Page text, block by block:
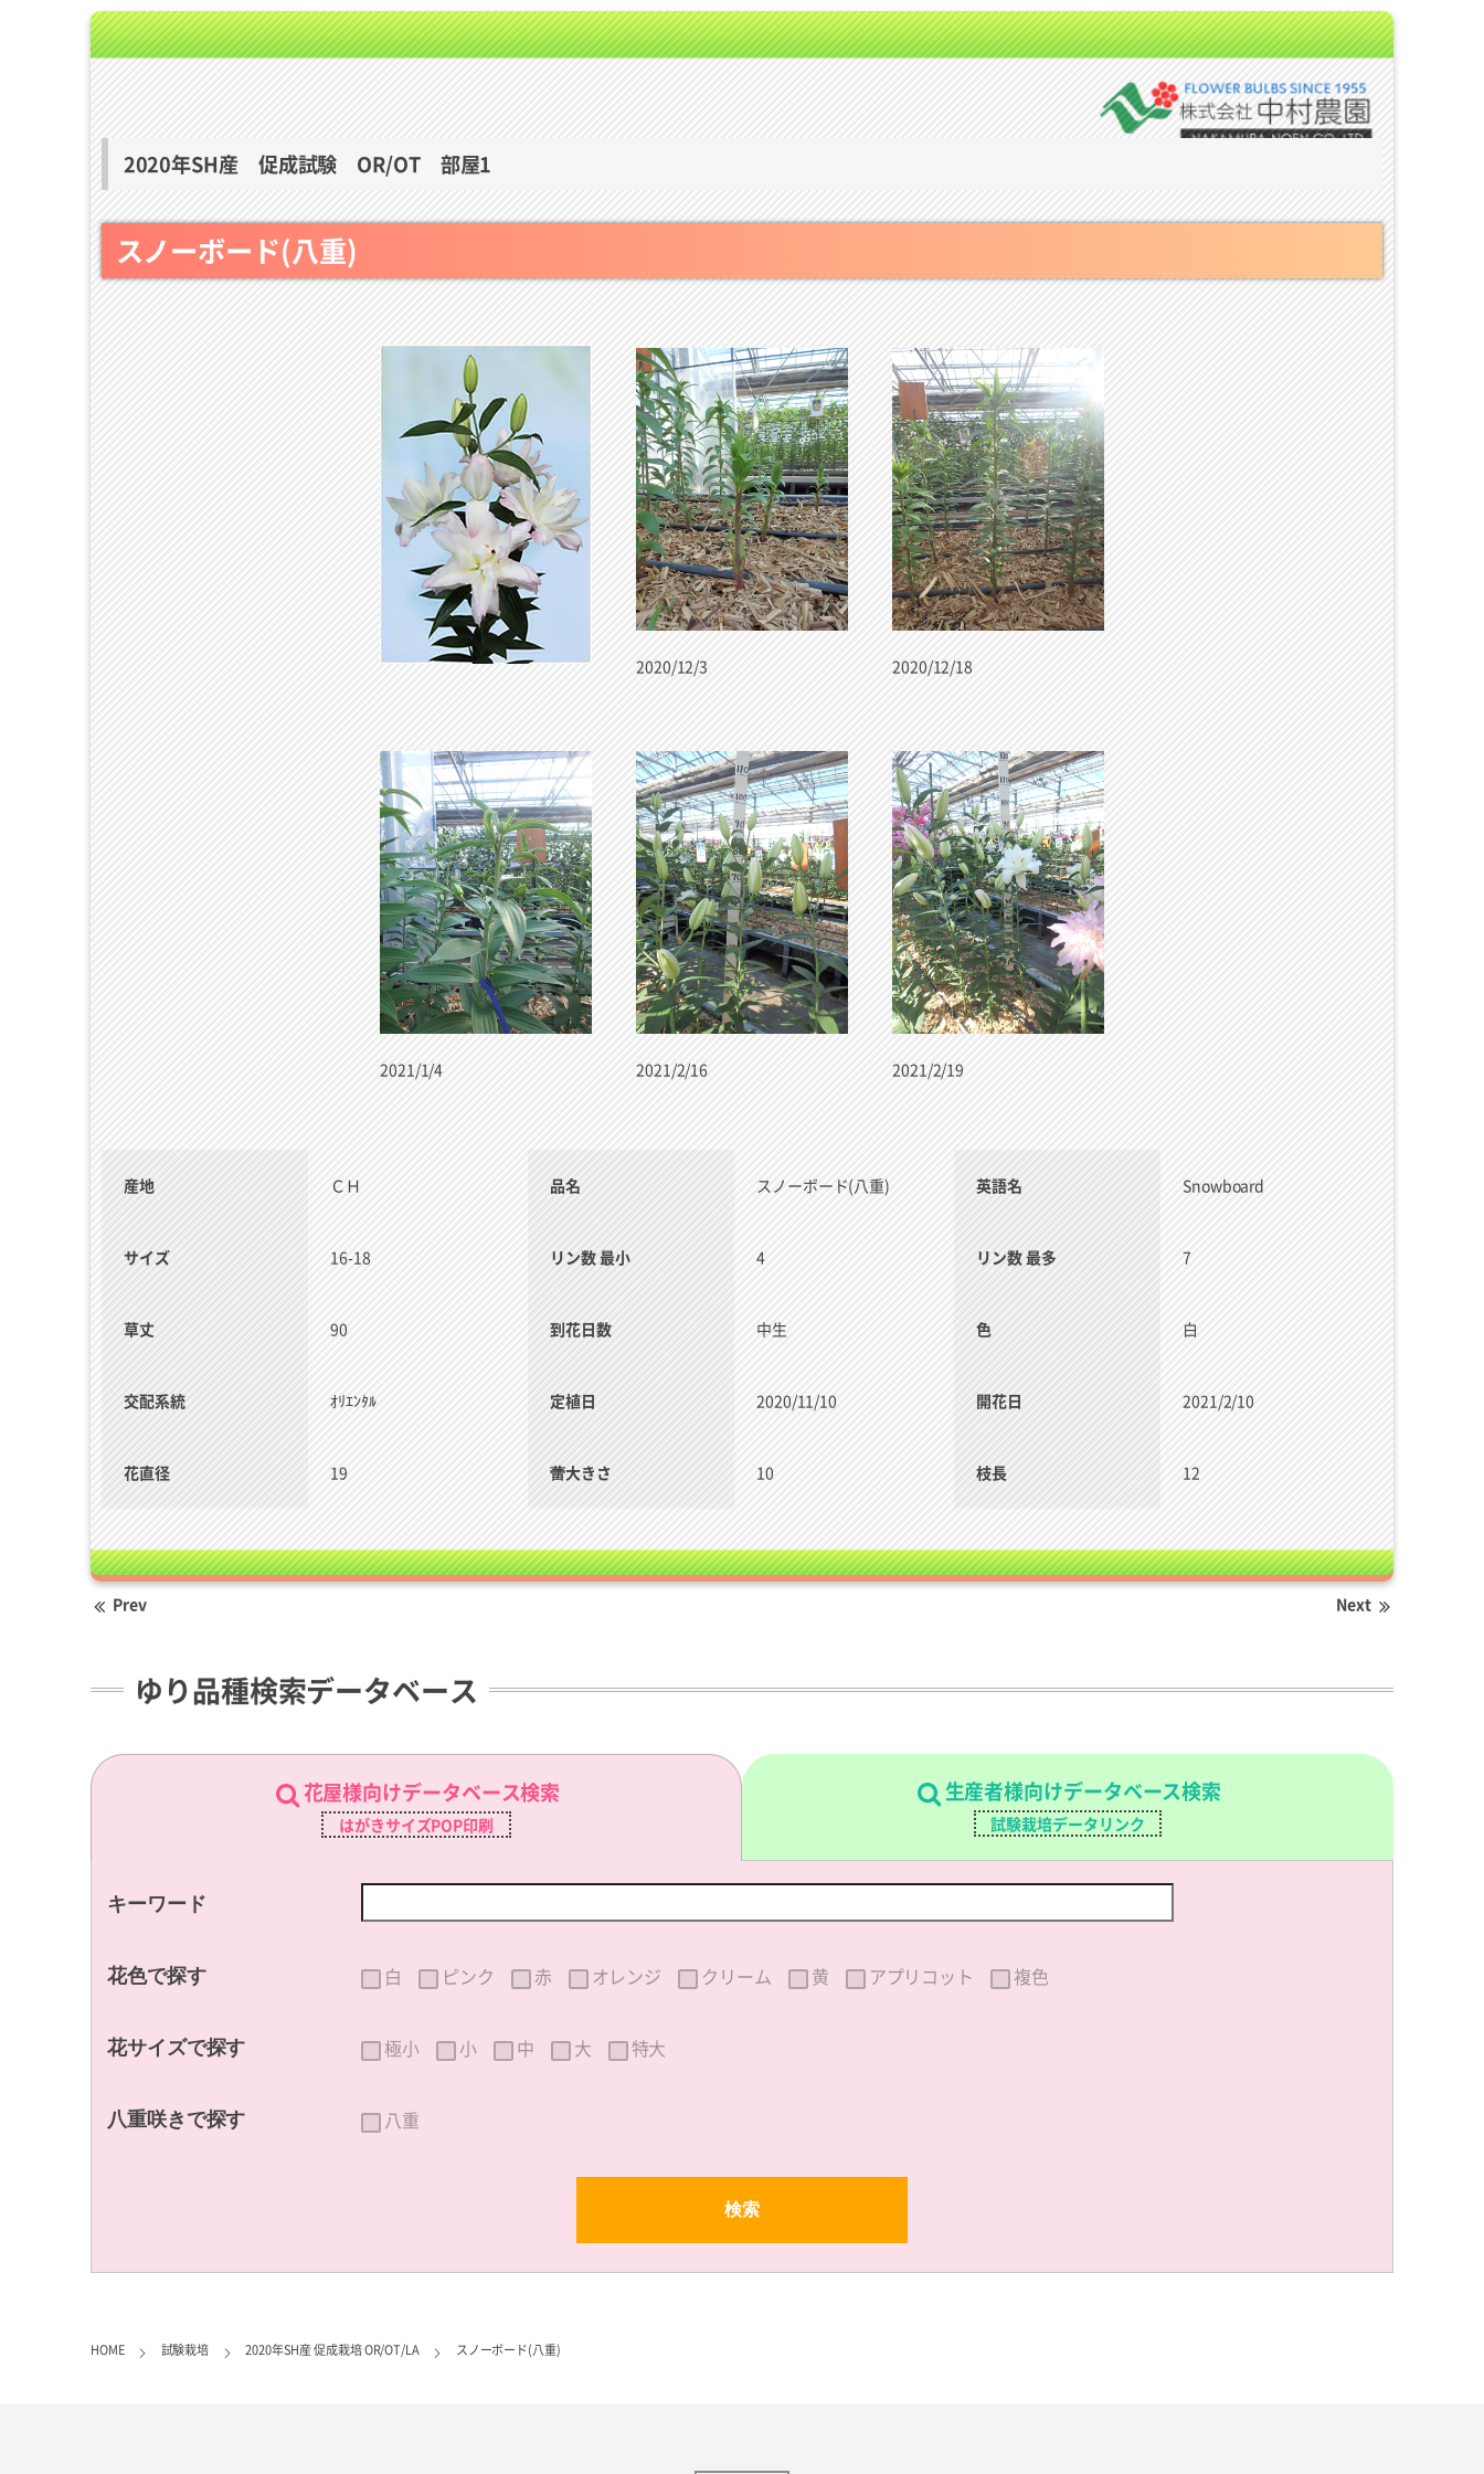
2020年SH産 促成試験 OR/OT 部屋1
スノーボード(八重)
2020/12/3 2020/12/18
2021/1/4 2021/2/16 2021/2/19
産地 ＣＨ 品名 スノーボード(八重) 英語名 Snowboard
サイズ 16-18 リン数 最小 4 リン数 最多 7
草丈 90 到花日数 中生 色 白
交配系統 ｵﾘｴﾝﾀﾙ 定植日 2020/11/10 開花日 2021/2/10
花直径 19 蕾大きさ 10 枝長 12
Prev Next
ゆり品種検索データベース
花屋様向けデータベース検索
はがきサイズPOP印刷
生産者様向けデータベース検索
試験栽培データリンク
キーワード
花色で探す 白 ピンク 赤 オレンジ クリーム 黄 アプリコット 複色
花サイズで探す 極小 小 中 大 特大
八重咲きで探す 八重
HOME 試験栽培 2020年SH産 促成栽培 OR/OT/LA スノーボード(八重)